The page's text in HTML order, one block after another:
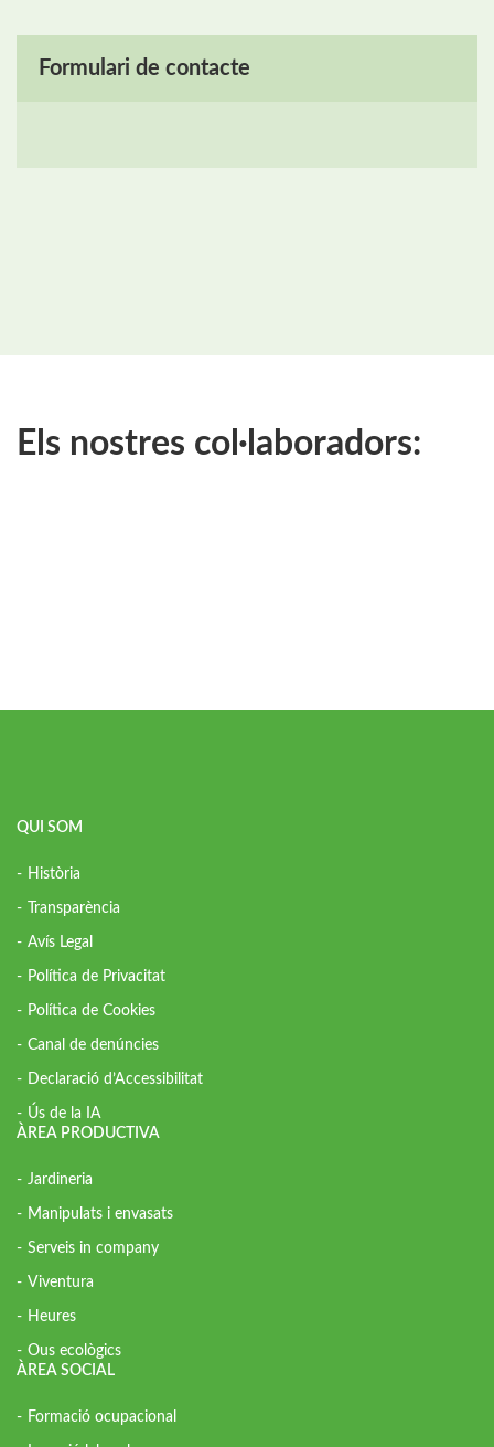
Formulari de contacte
Els nostres col·laboradors:
QUI SOM
Història
Transparència
Avís Legal
Política de Privacitat
Política de Cookies
Canal de denúncies
Declaració d’Accessibilitat
Ús de la IA
ÀREA PRODUCTIVA
Jardineria
Manipulats i envasats
Serveis in company
Viventura
Heures
Ous ecològics
ÀREA SOCIAL
Formació ocupacional